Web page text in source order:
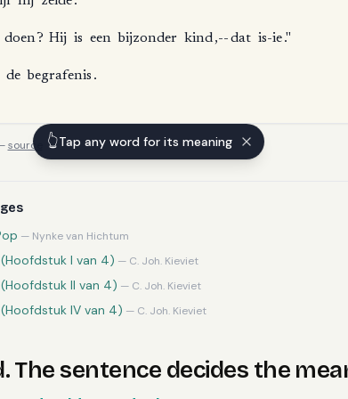
doen? Hij is een bijzonder kind ,--dat is-ie ."
de begrafenis .
source
— Nynke van Hichtum
I van 4) — C. Joh. Kieviet
II van 4) — C. Joh. Kieviet
IV van 4) — C. Joh. Kieviet
The sentence decides the
👆Tap any word for its meaning